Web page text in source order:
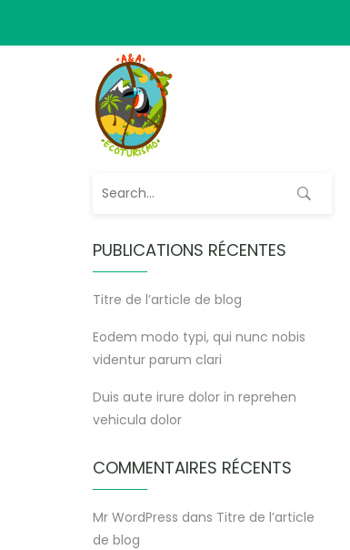
PUBLICATIONS RÉCENTES
Titre de l’article de blog
Eodem modo typi, qui nunc nobis
videntur parum clari
Duis aute irure dolor in reprehen
vehicula dolor
COMMENTAIRES RÉCENTS
Mr WordPress dans Titre de l’article
de blog